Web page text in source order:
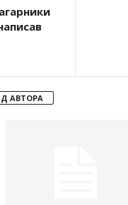
АВТОРА